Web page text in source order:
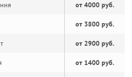
от 4000 руб.
от 3800 руб.
от 2900 руб.
от 1400 руб.